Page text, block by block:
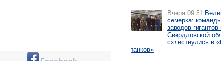
Вчера 09:51
семерка: команды
заводов-гигантов
Свердловской
схлестнулись в
танков»